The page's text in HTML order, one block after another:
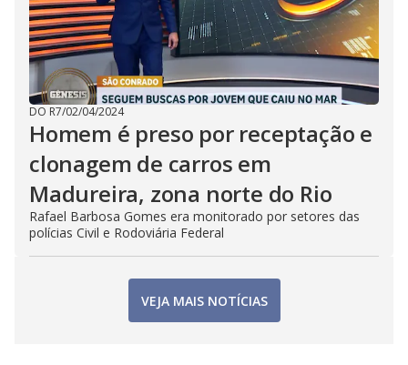
DO R7/02/04/2024
Homem é preso por receptação e
clonagem de carros em
Madureira, zona norte do Rio
Rafael Barbosa Gomes era monitorado por setores das
polícias Civil e Rodoviária Federal
VEJA MAIS NOTÍCIAS